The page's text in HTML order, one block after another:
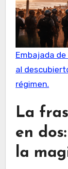
Embajada de
al
régimen.
La
en
la